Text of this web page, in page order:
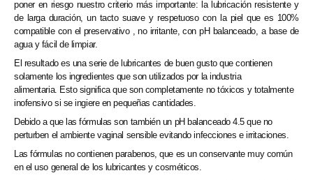
poner en riesgo nuestro criterio más importante: la lubricación resistente y
de larga duración, un tacto suave y respetuoso con la piel que es 100%
compatible con el preservativo , no irritante, con pH balanceado, a base de
agua y fácil de limpiar.
El resultado es una serie de lubricantes de buen gusto que contienen
solamente los ingredientes que son utilizados por la industria
alimentaria. Esto significa que son completamente no tóxicos y totalmente
inofensivo si se ingiere en pequeñas cantidades.
Debido a que las fórmulas son también un pH balanceado 4.5 que no
perturben el ambiente vaginal sensible evitando infecciones e irritaciones.
Las fórmulas no contienen parabenos, que es un conservante muy común
en el uso general de los lubricantes y cosméticos.